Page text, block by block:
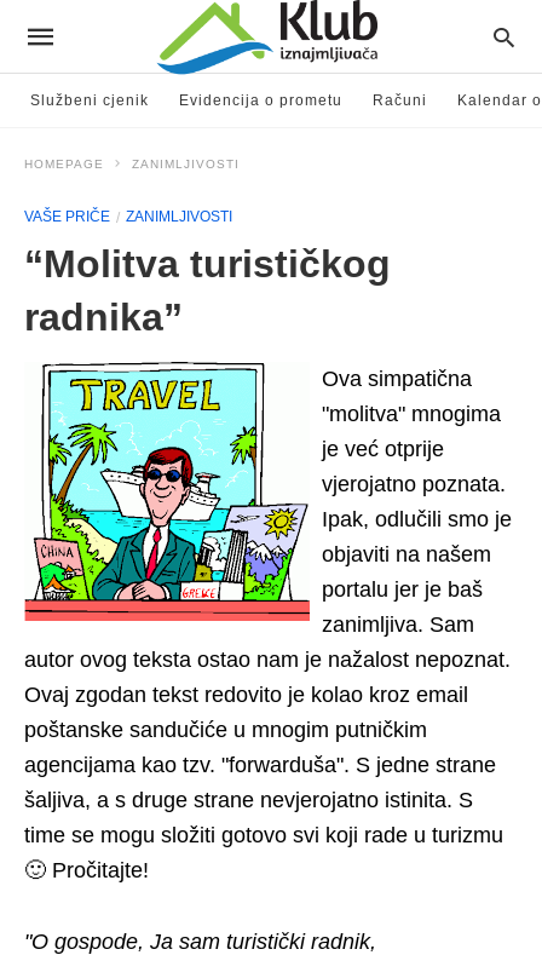
Službeni cjenik Evidencija o prometu Računi Kalendar
HOMEPAGE ZANIMLJIVOSTI
VAŠE PRIČE ZANIMLJIVOSTI
“Molitva turističkog
radnika”
Ova simpatična
"molitva" mnogima
je već otprije
vjerojatno poznata.
Ipak, odlučili smo je
objaviti na našem
portalu jer je baš
zanimljiva. Sam
autor ovog teksta ostao nam je nažalost nepoznat.
Ovaj zgodan tekst redovito je kolao kroz email
poštanske sandučiće u mnogim putničkim
agencijama kao tzv. "forwarduša". S jedne strane
šaljiva, a s druge strane nevjerojatno istinita. S
time se mogu složiti gotovo svi koji rade u turizmu
🙂 Pročitajte!
"O gospode, Ja sam turistički radnik,